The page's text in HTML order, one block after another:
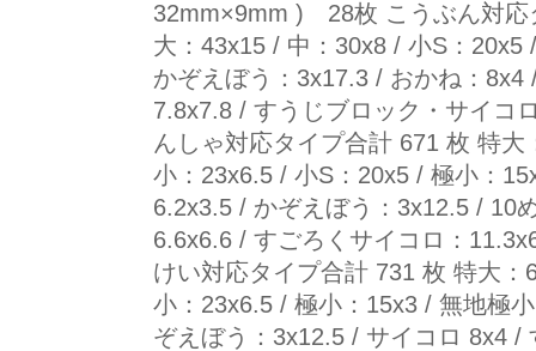
32mm×9mm ) 28枚 こうぶん対応
大：43x15 / 中：30x8 / 小S：
かぞえぼう：3x17.3 / おかね：
7.8x7.8 / すうじブロック・サイ
んしゃ対応タイプ合計 671 枚 特
小：23x6.5 / 小S：20x5 / 極小：
6.2x3.5 / かぞえぼう：3x12.5 / 10
6.6x6.6 / すごろくサイコロ：
けい対応タイプ合計 731 枚 特大
小：23x6.5 / 極小：15x3 / 無地極
ぞえぼう：3x12.5 / サイコロ 8x4 /